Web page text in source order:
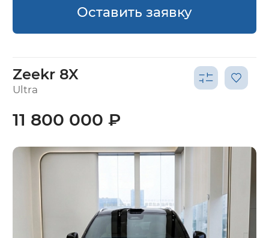
Оставить заявку
Zeekr 8X
Ultra
11 800 000 ₽